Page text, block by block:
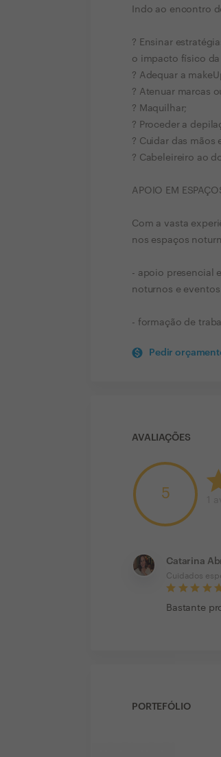
Indo ao encontro
? Ensinar
o impacto físico
? Adequar a
? Atenuar marcas
? Maquilhar;
? Proceder a
? Cuidar das mãos
? Cabeleireiro ao
APOIO EM
Com a vasta
nos espaços
- apoio presencial
noturnos e
- formação de
Pedir
AVALIAÇÕES
5
Catarina
Cuidados
Bastante
PORTEFÓLIO